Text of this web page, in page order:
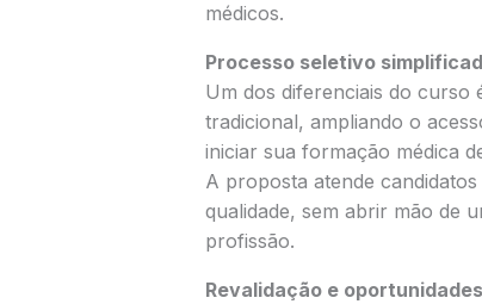
médicos.
Processo seletivo
Um dos diferenciais do curso
tradicional, ampliando o
iniciar sua formação médica
A proposta atende
qualidade, sem abrir mão de
profissão.
Revalidação e